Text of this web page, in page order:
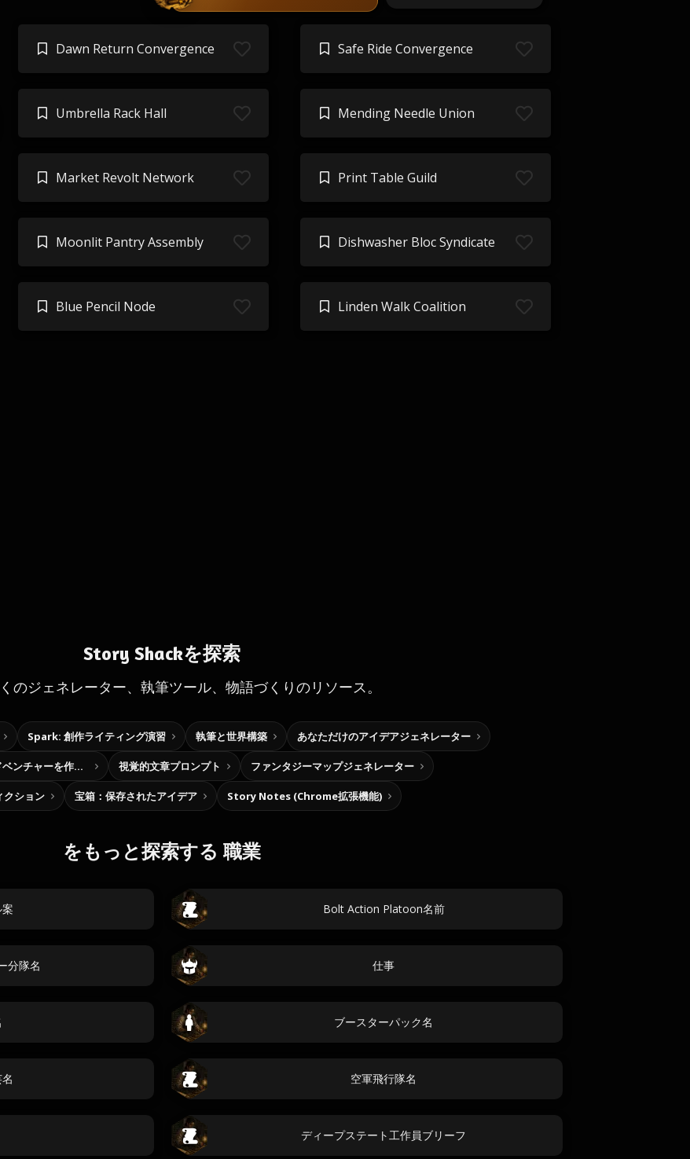
Dawn Return Convergence Safe Ride Convergence
Umbrella Rack Hall Mending Needle Union
Market Revolt Network Print Table Guild
Moonlit Pantry Assembly Dishwasher Bloc Syndicate
Blue Pencil Node Linden Walk Coalition
Story Shackを探索
のジェネレーター、執筆ツール、物語づくりのリソース。
Spark: 創作ライティング演習 執筆と世界構築 あなただけのアイデアジェネレーター
自分だけの選択型アドベンチャーを作ろう 視覚的文章プロンプト ファンタジーマップジェネレーター
クション 宝箱：保存されたアイデア Story Notes (Chrome拡張機能)
をもっと探索する 職業
Bolt Action Platoon名前
分隊名 仕事
ブースターパック名
空軍飛行隊名
ディープステート工作員ブリーフ